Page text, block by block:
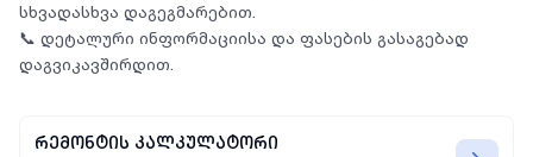
სხვადასხვა დაგეგმარებით.
📞 დეტალური ინფორმაციისა და ფასების გასაგებად
დაგვიკავშირდით.
რემონტის კალკულატორი